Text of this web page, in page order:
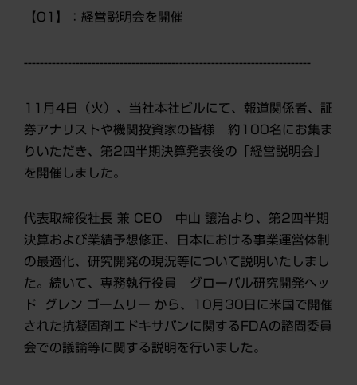
【01】：経営説明会を開催
------------------------------------------------------------------------
11月4日（火）、当社本社ビルにて、報道関係者、証
券アナリストや機関投資家の皆様 約100名にお集ま
りいただき、第2四半期決算発表後の「経営説明会」
を開催しました。
代表取締役社長 兼 CEO 中山 讓治より、第2四半期
決算および業績予想修正、日本における事業運営体制
の最適化、研究開発の現況等について説明いたしまし
た。続いて、専務執行役員 グローバル研究開発ヘッ
ド グレン ゴームリー から、10月30日に米国で開催
された抗凝固剤エドキサバンに関するFDAの諮問委員
会での議論等に関する説明を行いました。